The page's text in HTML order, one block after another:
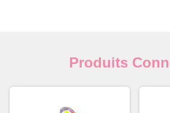
Produits